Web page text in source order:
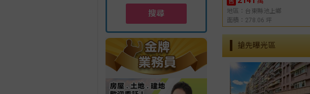
搜尋
地區：台東縣池上鄉
面積：278.06 坪
搶先曝光區